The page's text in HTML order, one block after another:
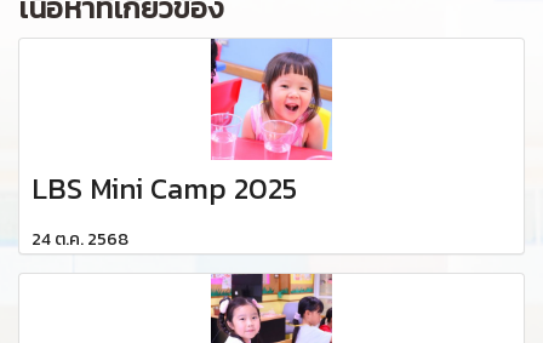
LBS Mini Camp 2025
24 ต.ค. 2568